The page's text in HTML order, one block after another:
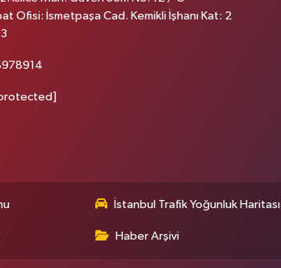
Ofisi: İsmetpaşa Cad. Kemikli İşhanı Kat: 2
İstanbul Trafik Yoğunluk Haritası
Haber Arşivi